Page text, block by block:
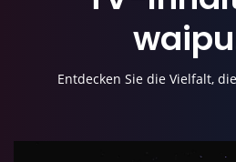
Entdecken Sie die Vielfalt,